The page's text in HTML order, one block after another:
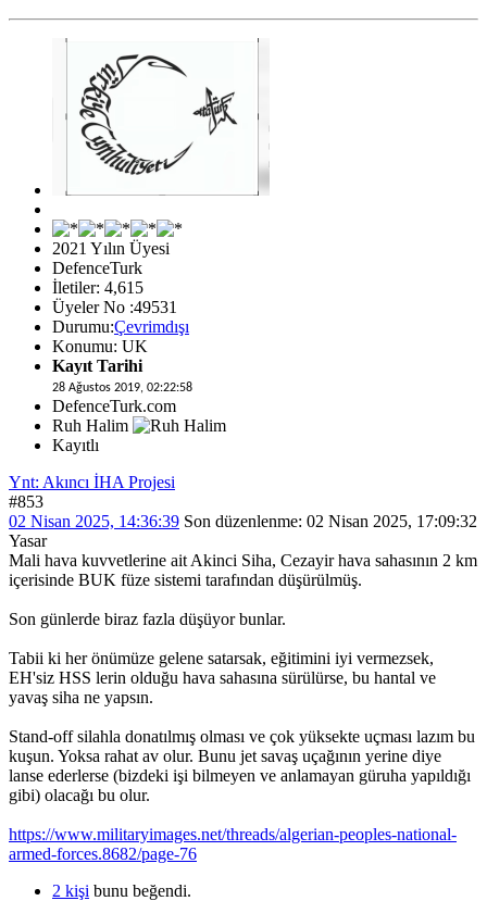
2021 Yılın Üyesi
DefenceTurk
İletiler: 4,615
Üyeler No :49531
Durumu:Çevrimdışı
Konumu: UK
Kayıt Tarihi
28 Ağustos 2019, 02:22:58
DefenceTurk.com
Ruh Halim
Kayıtlı
Ynt: Akıncı İHA Projesi
#853
02 Nisan 2025, 14:36:39 Son düzenlenme: 02 Nisan 2025, 17:09:32
Yasar
Mali hava kuvvetlerine ait Akinci Siha, Cezayir hava sahasının 2 km
içerisinde BUK füze sistemi tarafından düşürülmüş.
Son günlerde biraz fazla düşüyor bunlar.
Tabii ki her önümüze gelene satarsak, eğitimini iyi vermezsek,
EH'siz HSS lerin olduğu hava sahasına sürülürse, bu hantal ve
yavaş siha ne yapsın.
Stand-off silahla donatılmış olması ve çok yüksekte uçması lazım bu
kuşun. Yoksa rahat av olur. Bunu jet savaş uçağının yerine diye
lanse ederlerse (bizdeki işi bilmeyen ve anlamayan güruha yapıldığı
gibi) olacağı bu olur.
https://www.militaryimages.net/threads/algerian-peoples-national-
armed-forces.8682/page-76
2 kişi bunu beğendi.